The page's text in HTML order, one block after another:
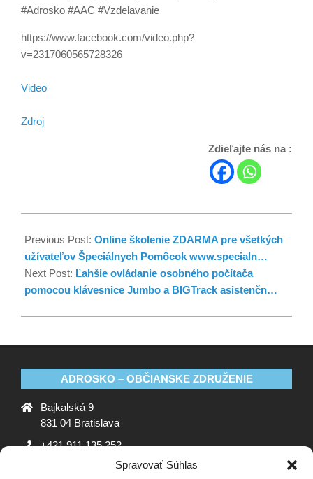
Spravovať Súhlas
#Adrosko #AAC #Vzdelavanie
https://www.facebook.com/video.php?
v=2317060565728326
Video
Zdroj
Zdieľajte nás na :
Previous Post: Online školenie ZDARMA pre všetkých
užívateľov Špeciálnych Pomôcok www.specialn…
Next Post: Ľahšie ovládanie osobného počítača
pomocou klávesnice Jumbo a BIGTrack asistenčn…
ADROSKO – OBČIANSKE ZDRUŽENIE
Bajkalská 9
831 04 Bratislava
+421 911 135 252